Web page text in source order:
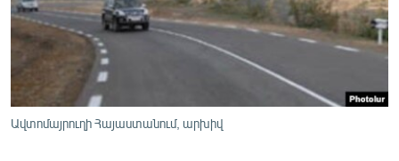
ՄԻՋԱԶԳԱՅԻՆ
ՄՇԱԿՈՒՅԹ
ՄԵԿՆԱԲԱՆՈՒԹՅՈՒՆ
Ավտոմայրուղի Հայաստանում, արխիվ